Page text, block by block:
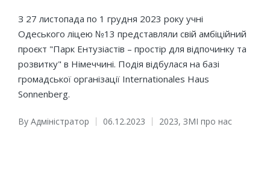
З 27 листопада по 1 грудня 2023 року учні
Одеського ліцею №13 представляли свій амбіційний
проєкт "Парк Ентузіастів – простір для відпочинку та
розвитку" в Німеччині. Подія відбулася на базі
громадської організації Internationales Haus
Sonnenberg.
Posted
By Адміністратор 06.12.2023
Posted
2023, ЗМІ про нас